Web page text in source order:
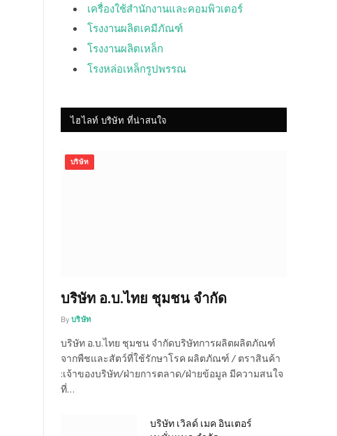
เครื่องใช้สำนักงานและคอมพิวเตอร์
โรงงานผลิตเคมีภัณฑ์
โรงงานผลิตเหล็ก
โรงหล่อเหล็กรูปพรรณ
ไฮไลท์ บริษัท ที่น่าสนใจ
บริษัท
บริษัท อ.บ.ไทย ชุมชน จำกัด
By บริษัท
บริษัท อ.บ.ไทย ชุมชน จำกัดบริษัทการผลิตผลิตภัณฑ์
จากพืชและสัตว์ที่ใช้รักษาโรค ผลิตภัณฑ์ / ตราสินค้า
:เจ้าของบริษัท/ฝ่ายการตลาด/ฝ่ายข้อมูล มีความสนใจ
ที่…
บริษัท เวิลด์ เมค อินเตอร์